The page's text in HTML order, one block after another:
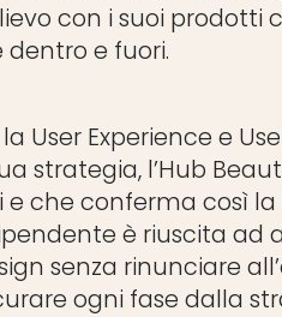
con i suoi
dentro e fuori.
User Experience e
strategia, l’Hub
che conferma così la
è riuscita
senza rinunciare
ogni fase dalla